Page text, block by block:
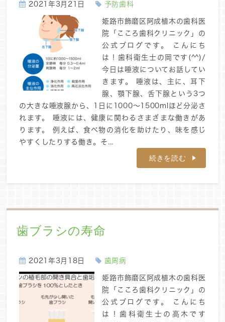
2021年3月21日 予防歯科
姫路市飾磨区阿成植木の歯科医
院「こころ歯科クリニック」の
公式ブログです。 こんにち
は！歯科衛生士の岡です(^^)/
今日は唾液についてお話してい
きます。 唾液は、主に、耳下
腺、顎下腺、舌下腺という3つ
の大きな唾液腺から、1日に1000～1500mlほど分泌さ
れます。 唾液には、健康に関わるさまざまな働きがあ
ります。 例えば、食べ物の消化を助けたり、味を感じ
やすくしたりする働き。そ...
続きを読む
歯ブラシの寿命
2021年3月18日 歯周病
姫路市飾磨区阿成植木の歯科医
院「こころ歯科クリニック」の
公式ブログです。 こんにち
は！歯科衛生士の高木です